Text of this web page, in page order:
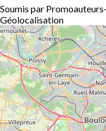
Soumis par
Géolocalisation